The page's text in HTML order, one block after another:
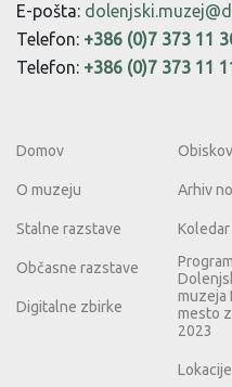
E-pošta:
Telefon: +386 (0)7 373 11
Telefon: +386 (0)7 373 11
Domov
O muzeju
Stalne razstave
Občasne razstave
Digitalne zbirke
Arhiv
muzeja
mesto
2023
Lokacije